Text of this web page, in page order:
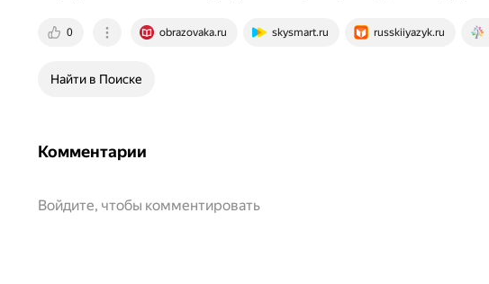
0 obrazovaka.ru skysmart.ru russkiiyazyk.ru
Найти в Поиске
Комментарии
Войдите, чтобы комментировать